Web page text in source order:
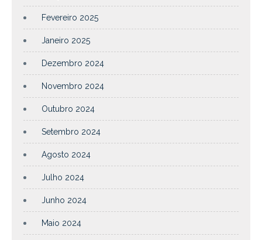
Fevereiro 2025
Janeiro 2025
Dezembro 2024
Novembro 2024
Outubro 2024
Setembro 2024
Agosto 2024
Julho 2024
Junho 2024
Maio 2024